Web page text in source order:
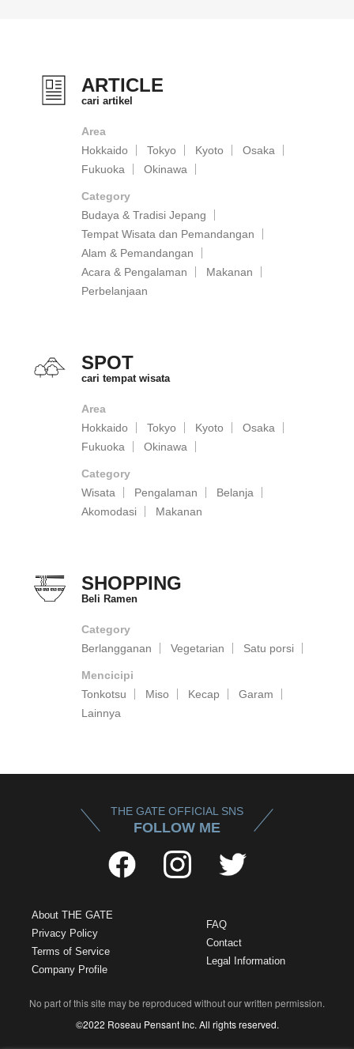
ARTICLE
cari artikel
Area
Hokkaido
Tokyo Kyoto
Osaka
Fukuoka
Okinawa
Category
Budaya & Tradisi Jepang
Tempat Wisata dan Pemandangan
Alam & Pemandangan
Acara & Pengalaman
Makanan
Perbelanjaan
SPOT
cari tempat wisata
Area
Hokkaido
Tokyo Kyoto
Osaka
Fukuoka
Okinawa
Category
Wisata
Pengalaman
Belanja
Akomodasi
Makanan
SHOPPING
Beli Ramen
Category
Berlangganan
Vegetarian Satu porsi
Mencicipi
Tonkotsu
Miso Kecap
Garam
Lainnya
THE GATE OFFICIAL SNS
FOLLOW ME
About THE GATE
Privacy Policy
Terms of Service
Company Profile
FAQ
Contact
Legal Information
No part of this site may be reproduced without our written permission.
©2022 Roseau Pensant Inc. All rights reserved.